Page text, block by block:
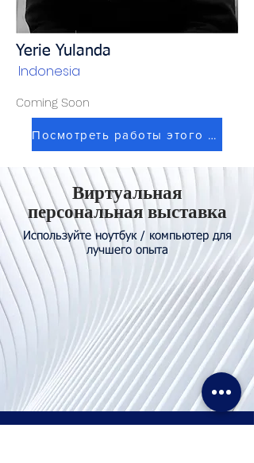
Yerie Yulanda
Indonesia
Coming Soon
Посмотреть работы этого художника
Виртуальная
персональная выставка
Используйте ноутбук / компьютер для
лучшего опыта